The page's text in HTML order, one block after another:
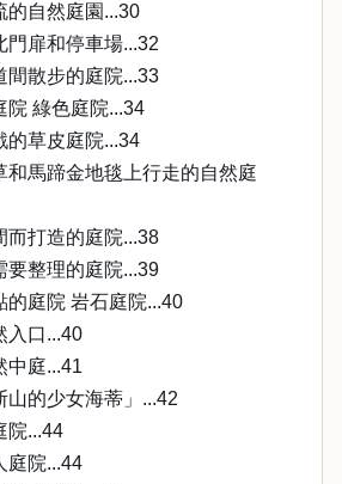
的自然庭園...30
門扉和停車場...32
間散步的庭院...33
院 綠色庭院...34
的草皮庭院...34
和馬蹄金地毯上行走的自然庭
而打造的庭院...38
要整理的庭院...39
的庭院 岩石庭院...40
入口...40
中庭...41
山的少女海蒂」...42
院...44
庭院...44